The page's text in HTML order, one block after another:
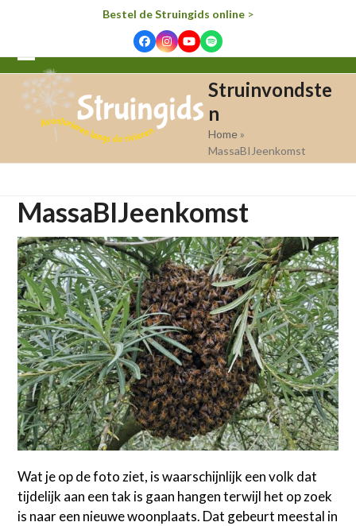
Bestel de Struingids online>
FacebookInstagram
YouTube
Spotify
Open
mobile
menu
Close
mobile
menu
Struinvondste
n
Home »
MassaBIJeenkomst
MassaBIJeenkomst
Wat je op de foto ziet, is waarschijnlijk een volk dat
tijdelijk aan een tak is gaan hangen terwijl het op zoek
is naar een nieuwe woonplaats. Dat gebeurt meestal in